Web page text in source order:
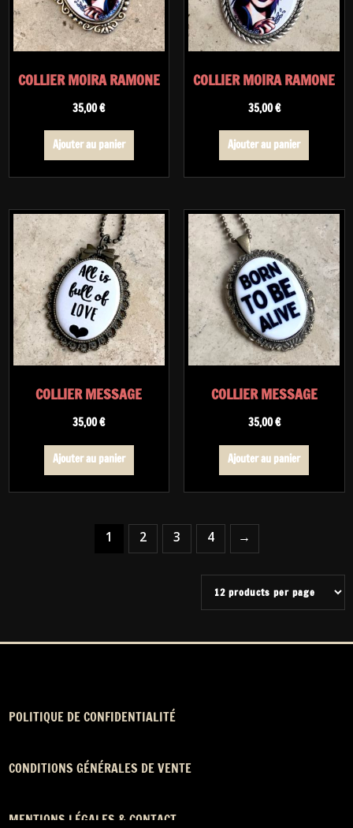
COLLIER MOIRA RAMONE
35,00€
Ajouter au panier
COLLIER MOIRA RAMONE
35,00€
Ajouter au panier
COLLIER MESSAGE
35,00€
Ajouter au panier
COLLIER MESSAGE
35,00€
Ajouter au panier
1 2 3 4 →
POLITIQUE DE CONFIDENTIALITÉ
CONDITIONS GÉNÉRALES DE VENTE
MENTIONS LÉGALES & CONTACT